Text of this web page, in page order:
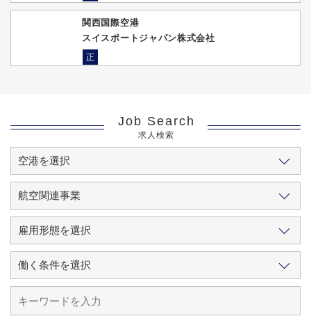
関西国際空港
スイスポートジャパン株式会社
正
Job Search
求人検索